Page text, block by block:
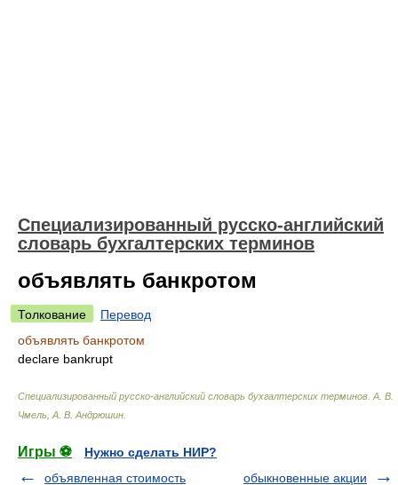
Специализированный русско-английский
словарь бухгалтерских терминов
объявлять банкротом
Толкование
Перевод
объявлять банкротом
declare bankrupt
Специализированный русско-английский словарь бухгалтерских терминов А. В.
Чмель, А. В. Андрюшин
Игры ⚽
Нужно сделать НИР?
объявленная стоимость
обыкновенные акции